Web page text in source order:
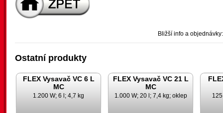
Bližší info a
Ostatní produkty
FLEX Vysavač VC 6 L
MC
1.200 W; 6 l; 4,7 kg
FLEX Vysavač VC 21 L
MC
1.000 W; 20 l; 7,4 kg; oklep